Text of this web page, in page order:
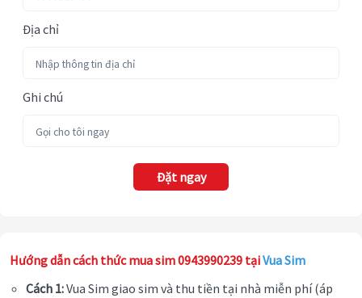
Địa chỉ
Ghi chú
Đặt ngay
Hướng dẫn cách thức mua sim 0943990239 tạiVua Sim
Cách 1:Vua Sim giao sim và thu tiền tại nhà miễn phí (áp